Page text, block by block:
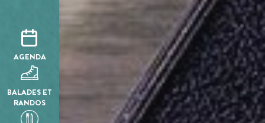
AGENDA
BALADES ET
RANDOS